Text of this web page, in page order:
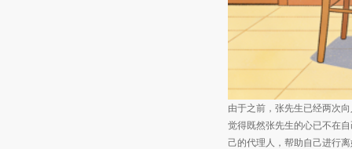
由于之前，张先生已经两次
觉得既然张先生的心已不在
己的代理人，帮助自己进行